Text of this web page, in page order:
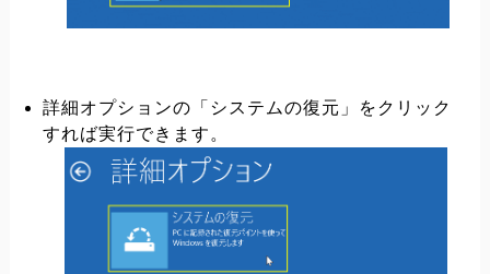
詳細オプションの「システムの復元」をクリック
すれば実行できます。